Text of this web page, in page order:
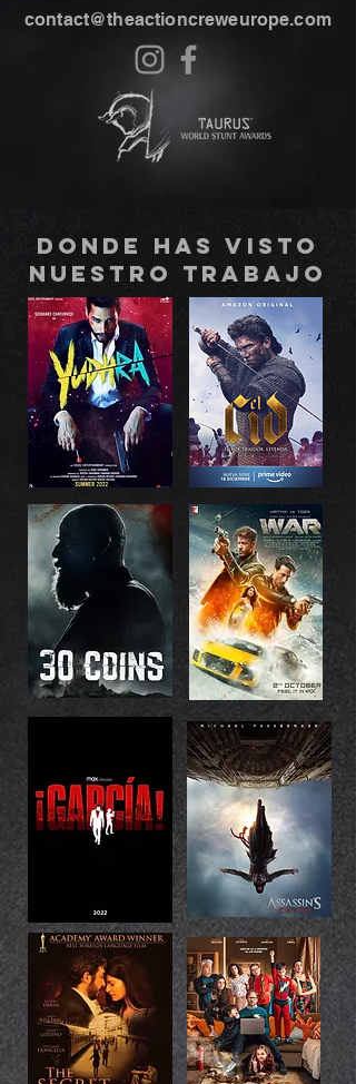
contact@theactioncreweurope.com
DONDE HAS VISTO
NUESTRO TRABAJO